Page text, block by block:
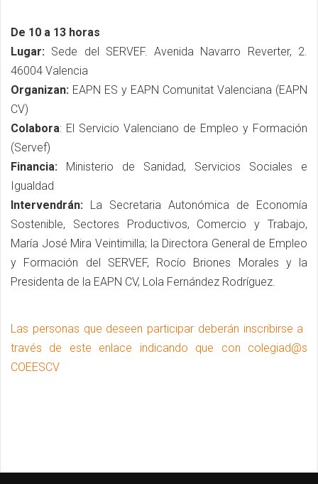
De 10 a 13 horas
Lugar: Sede del SERVEF. Avenida Navarro Reverter, 2.
46004 Valencia
Organizan: EAPN ES y EAPN Comunitat Valenciana (EAPN
CV)
Colabora: El Servicio Valenciano de Empleo y Formación
(Servef)
Financia: Ministerio de Sanidad, Servicios Sociales e
Igualdad
Intervendrán: La Secretaria Autonómica de Economía
Sostenible, Sectores Productivos, Comercio y Trabajo,
María José Mira Veintimilla; la Directora General de Empleo
y Formación del SERVEF, Rocío Briones Morales y la
Presidenta de la EAPN CV, Lola Fernández Rodríguez.
Las personas que deseen participar deberán inscribirse a​ ​
través de este enlace indicando que con colegiad@s
COEESCV